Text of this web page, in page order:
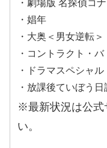
・劇場版 名探偵コ
・娼年
・大奥＜男女逆転＞
・コントラクト・
・ドラマスペシャル
・放課後ていぼう日
※最新状況は公式
い。